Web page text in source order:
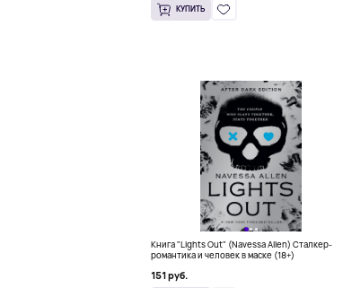
КУПИТЬ
Книга "Lights Out" (Navessa Allen) Сталкер-
романтика и человек в маске (18+)
151 руб.